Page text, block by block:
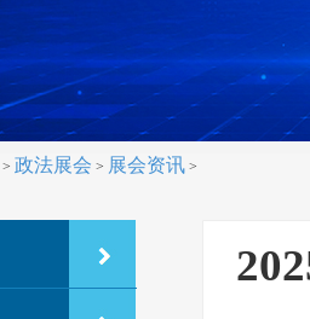
> 政法展会 > 展会资讯 >